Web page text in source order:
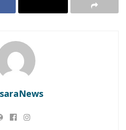
Kesehatan Masyarakat
Wajib! Jangan Jadikan
Ritel Modern
telah memilih dan